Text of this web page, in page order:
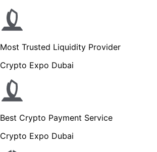
Most Trusted Liquidity Provider
Crypto Expo Dubai
Best Crypto Payment Service
Crypto Expo Dubai